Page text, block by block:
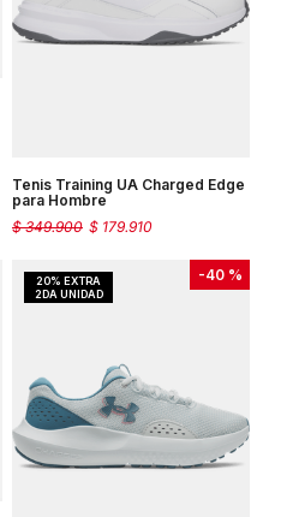
Tenis Training UA Charged Edge
para Hombre
$ 179.910
$ 349.900
-40 %